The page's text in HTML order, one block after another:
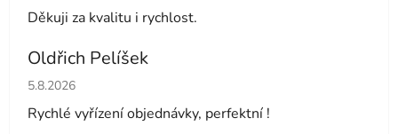
Děkuji za kvalitu i rychlost.
Oldřich Pelíšek
Hodnocení obchodu je 5 z 5 hvězdiček.
5.8.2026
Rychlé vyřízení objednávky, perfektní !